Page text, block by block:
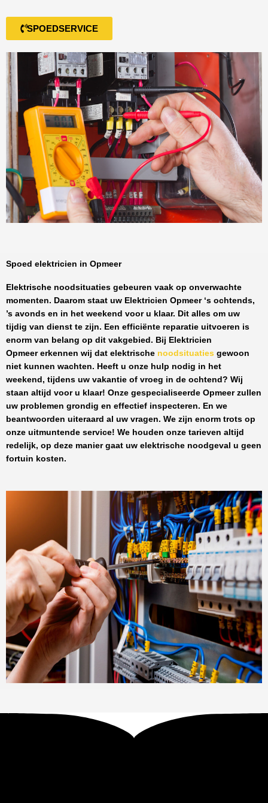
SPOEDSERVICE
Spoed elektricien in Opmeer
Elektrische noodsituaties gebeuren vaak op onverwachte
momenten. Daarom staat uw Elektricien Opmeer‘s ochtends,
’s avonds en in het weekend voor u klaar. Dit alles om uw
tijdig van dienst te zijn. Een efficiënte reparatie uitvoeren is
enorm van belang op dit vakgebied. Bij Elektricien
Opmeererkennen wij dat elektrische noodsituaties gewoon
niet kunnen wachten. Heeft u onze hulp nodig in het
weekend, tijdens uw vakantie of vroeg in de ochtend? Wij
staan altijd voor u klaar! Onze gespecialiseerde Opmeerzullen
uw problemen grondig en effectief inspecteren. En we
beantwoorden uiteraard al uw vragen. We zijn enorm trots op
onze uitmuntende service! We houden onze tarieven altijd
redelijk, op deze manier gaat uw elektrische noodgeval u geen
fortuin kosten.